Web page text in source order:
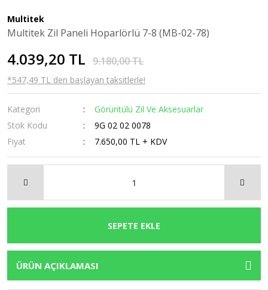
Multitek
Multitek Zil Paneli Hoparlörlü 7-8 (MB-02-78)
4.039,20 TL 9.180,00 TL
*547,49 TL den başlayan taksitlerle!
Kategori
Görüntülü Zil Ve Aksesuarlar
Stok Kodu
9G 02 02 0078
Fiyat
7.650,00 TL + KDV
SEPETE EKLE
ÜRÜN AÇIKLAMASI